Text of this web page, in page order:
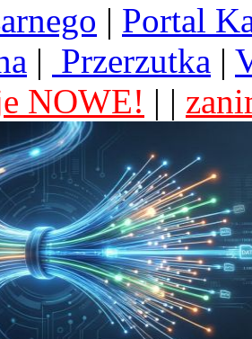
| Portal
| Przerzutka |
NOWE! | |